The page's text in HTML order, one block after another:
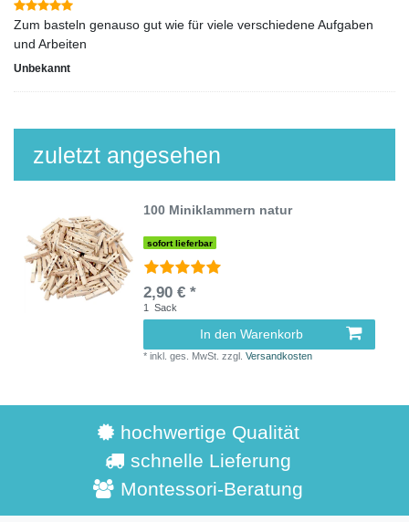
Zum basteln genauso gut wie für viele verschiedene Aufgaben
und Arbeiten
Unbekannt
zuletzt angesehen
100 Miniklammern natur
sofort lieferbar
2,90 € *
1 Sack
In den Warenkorb
*inkl. ges. MwSt. zzgl.Versandkosten
hochwertige Qualität
schnelle Lieferung
Montessori-Beratung